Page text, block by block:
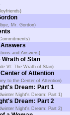
Mr. Gordon)
and Answers)
Wrath of Stan
VI: The Wrath of Stan)
of Attention
to the Center of Attention)
Dream: Part 1
Night's Dream: Part 1)
Dream: Part 2
Night's Dream: Part 2)